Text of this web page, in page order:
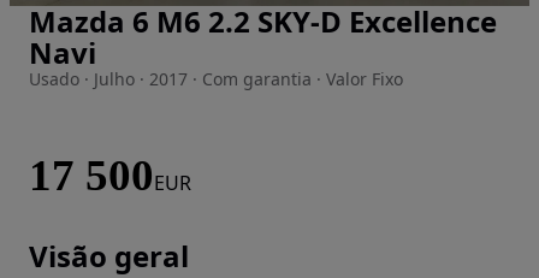
Imagem 1 de 25
Mazda 6 M6 2.2 SKY-D Excellence
Navi
Usado · Julho · 2017 · Com garantia · Valor Fixo
17 500EUR
Visão geral